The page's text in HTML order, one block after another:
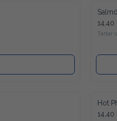
Tartar
Hot